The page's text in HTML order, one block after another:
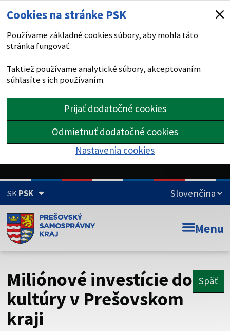
Cookies na stránke PSK
Používame základné cookies súbory, aby mohla táto
stránka fungovať.
Taktiež používame analytické súbory, akceptovaním
súhlasíte s ich používaním.
Prijať dodatočné cookies
Odmietnuť dodatočné cookies
Nastavenia cookies
SKPSK
Doména psk.sk je oficiálna
Toto je oficiálna webová stránka Prešovského
Táto stránka je zabezpečená
Buďte pozorní a vždy sa uistite, že zdieľate informácie iba
cez zabezpečenú webovú stránku. Zabezpečená stránka
Menu
Miliónové investície do
kultúry v Prešovskom
kraji
Späť